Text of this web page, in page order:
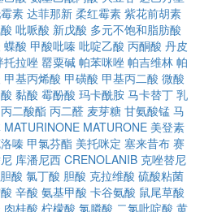
素 达菲那新 柔红霉素 紫花前胡素
吡哌酸 新戊酸 多元不饱和脂肪酸
蝶酸 甲酸吡嗪 吡啶乙酸 丙酮酸 丹皮
托拉唑 罂粟碱 帕苯咪唑 帕吉维林 帕
甲基丙烯酸 甲磺酸 甲基丙二酸 微酸
黏酸 霉酚酸 玛卡酰胺 马卡替丁 乳
丙二酸酯 丙二醛 麦芽糖 甘氨酸锰 马
MATURINONE MATURONE 美登素
嗪 甲氯芬酯 美托咪定 塞来昔布 赛
库潘尼西 CRENOLANIB 克唑替尼
酸 氯丁酸 胆酸 克拉维酸 硫酸粘菌
辛酸 氨基甲酸 卡谷氨酸 鼠尾草酸
肉桂酸 柠檬酸 氯膦酸 二氯吡啶酸 黄